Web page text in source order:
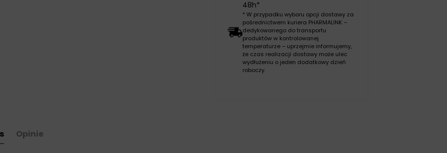
48h*
* W przypadku wyboru opcji dostawy za
pośrednictwem kuriera PHARMALINK –
dedykowanego do transportu
produktów w kontrolowanej
temperaturze – uprzejmie informujemy,
że czas realizacji dostawy może ulec
wydłużeniu o jeden dodatkowy dzień
roboczy.
Opinie